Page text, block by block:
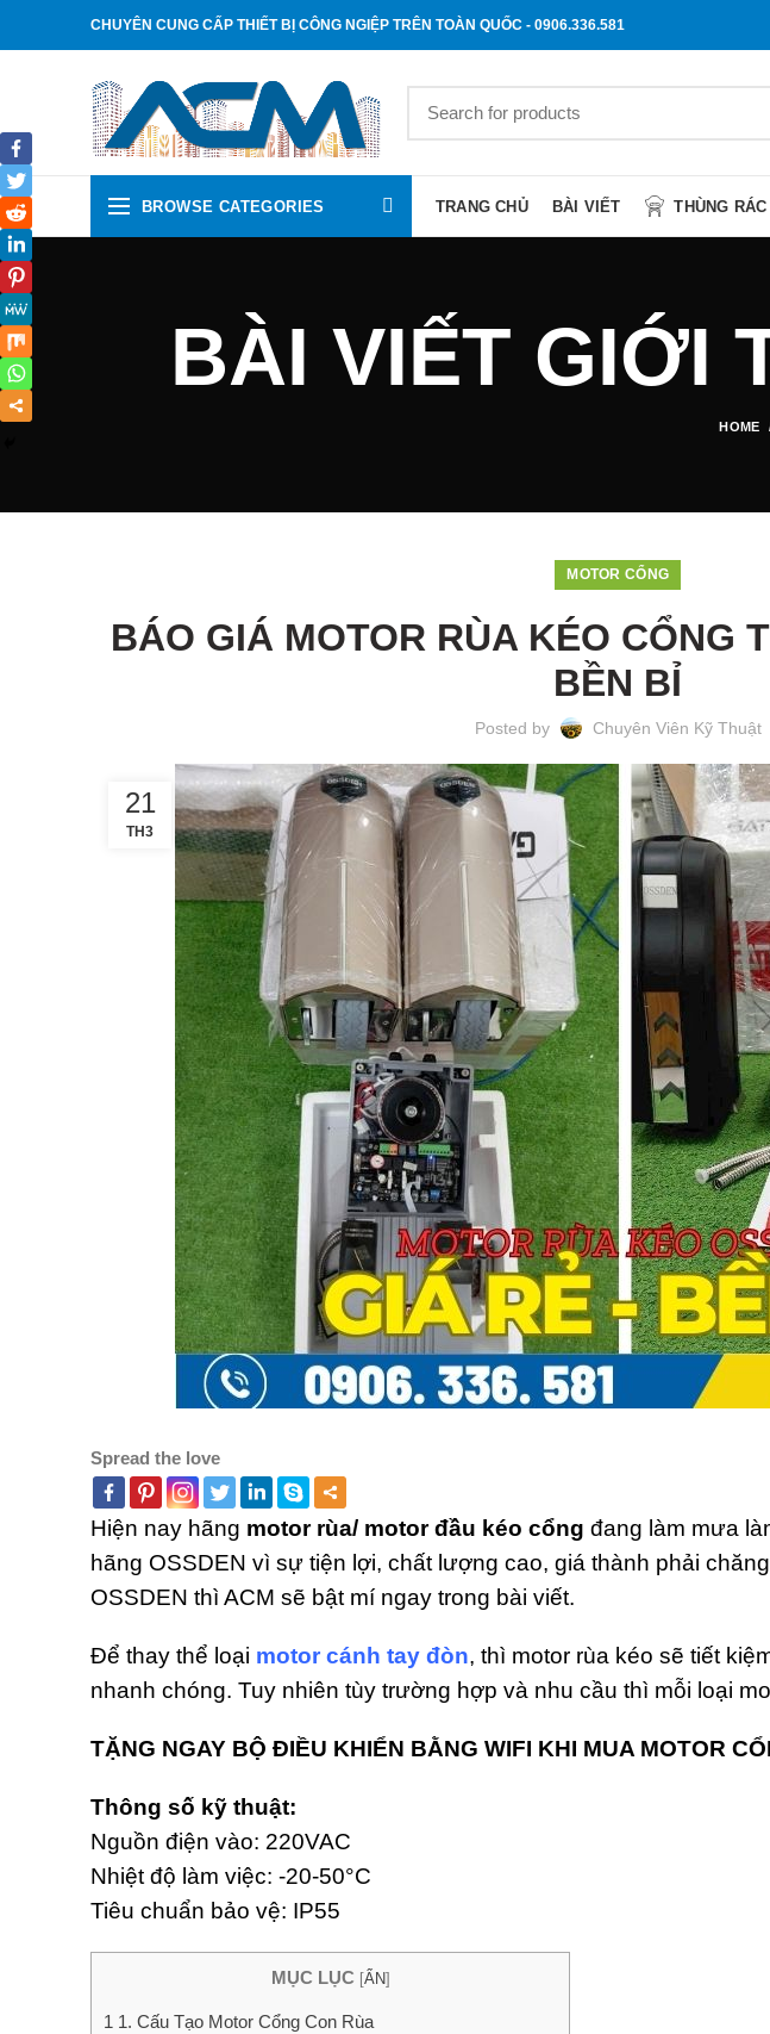
CHUYÊN CUNG CẤP THIẾT BỊ CÔNG NGIỆP TRÊN TOÀN QUỐC - 0906.336.581
BROWSE CATEGORIES TRANG CHỦ BÀI VIẾT THÙNG RÁC
BÀI VIẾT GIỚI
HOME
MOTOR CỔNG
BÁO GIÁ MOTOR RÙA KÉO CỔNG
BỀN BỈ
Posted by Chuyên Viên Kỹ Thuật
21
TH3
Spread the love
Hiện nay hãng motor rùa/ motor đầu kéo cổng đang làm mưa
hãng OSSDEN vì sự tiện lợi, chất lượng cao, giá thành phải
OSSDEN thì ACM sẽ bật mí ngay trong bài viết.
Để thay thể loại motor cánh tay đòn, thì motor rùa kéo sẽ tiết
nhanh chóng. Tuy nhiên tùy trường hợp và nhu cầu thì mỗi loại
TẶNG NGAY BỘ ĐIỀU KHIỂN BẰNG WIFI KHI MUA MOTOR
Thông số kỹ thuật:
Nguồn điện vào: 220VAC
Nhiệt độ làm việc: -20-50°C
Tiêu chuẩn bảo vệ: IP55
MỤC LỤC [ẨN]
1 1. Cấu Tạo Motor Cổng Con Rùa